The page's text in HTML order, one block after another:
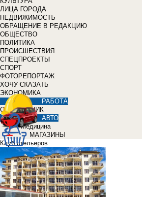
ЛИЦА ГОРОДА
НЕДВИЖИМОСТЬ
ОБРАЩЕНИЕ В РЕДАКЦИЮ
ОБЩЕСТВО
ПОЛИТИКА
ПРОИСШЕСТВИЯ
СПЕЦПРОЕКТЫ
СПОРТ
ФОТОРЕПОРТАЖ
ХОЧУ СКАЗАТЬ
ЭКОНОМИКА
РАБОТА
СПРАВОЧНИК
АВТО
Медицина
МАГАЗИНЫ
Клуб отельеров